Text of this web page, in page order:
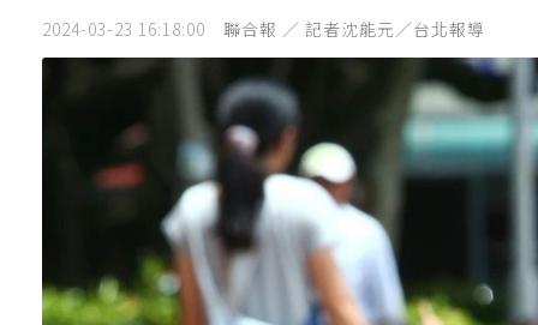
2024-03-23 16:18:00 聯合報 ／ 記者沈能元／台北報導